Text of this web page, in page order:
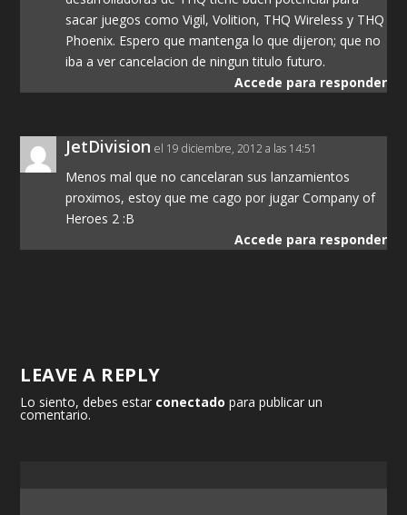
sacar juegos como Vigil, Volition, THQ Wireless y THQ
Phoenix. Espero que mantenga lo que dijeron; que no
iba a ver cancelacion de ningun titulo futuro.
Accede para responder
JetDivision el 19 diciembre, 2012 a las 14:51
Menos mal que no cancelaran sus lanzamientos
proximos, estoy que me cago por jugar Company of
Heroes 2 :B
Accede para responder
LEAVE A REPLY
Lo siento, debes estar conectado para publicar un
comentario.